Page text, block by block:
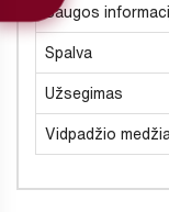
Saugos
Spalva
Užsegimas
Vidpadžio